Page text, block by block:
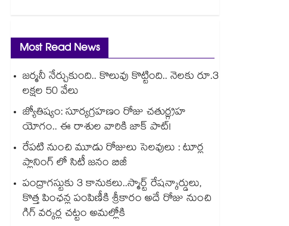
Most Read News
జర్మనీ నేర్చుకుంది.. కొలువు కొట్టింది.. నెలకు రూ.3
లక్షల 50 వేలు
జ్యోతిష్యం: సూర్యగ్రహణం రోజు చతుర్గ్రహ
యోగం.. ఈ రాశుల వారికి జాక్ పాట్!
రేపటి నుంచి మూడు రోజులు సెలవులు : టూర్ల
ప్లానింగ్ లో సిటీ జనం బిజీ
పంద్రాగస్టుకు 3 కానుకలు..స్మార్ట్ రేషన్కార్డులు,
కొత్త పింఛన్ల పంపిణీకి శ్రీకారం అదే రోజు నుంచి
గిగ్ వర్కర్ల చట్టం అమల్లోకి